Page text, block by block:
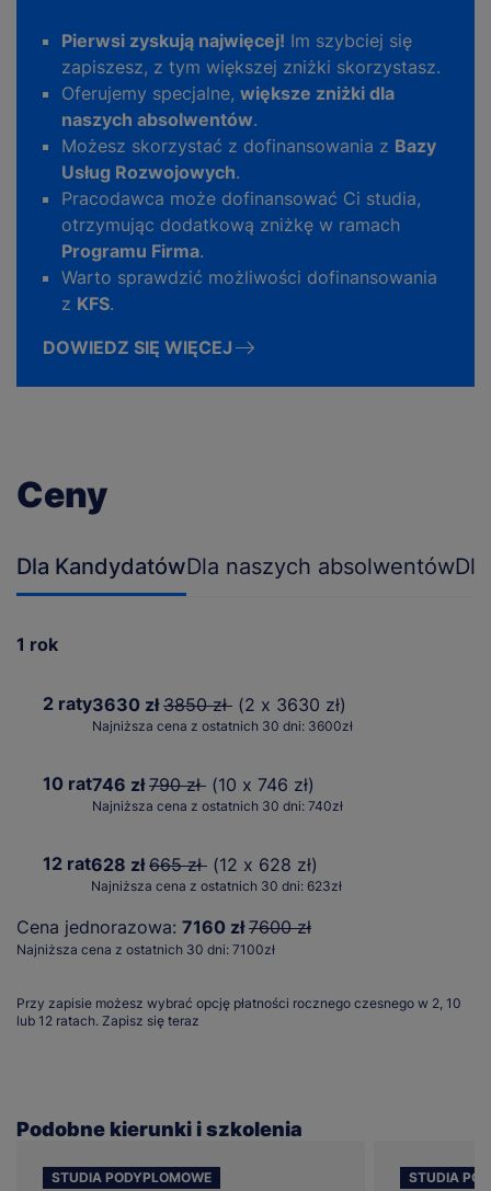
Pierwsi zyskują najwięcej! Im szybciej się
zapiszesz, z tym większej zniżki skorzystasz.
Oferujemy specjalne, większe zniżki dla
naszych absolwentów.
Możesz skorzystać z dofinansowania z Bazy
Usług Rozwojowych.
Pracodawca może dofinansować Ci studia,
otrzymując dodatkową zniżkę w ramach
Programu Firma.
Warto sprawdzić możliwości dofinansowania
z KFS.
DOWIEDZ SIĘ WIĘCEJ
Ceny
Dla KandydatówDla naszych absolwentów
1 rok
2 raty3630 zł3850 zł (2 x 3630 zł)
Najniższa cena z ostatnich 30 dni: 3600zł
10 rat746 zł790 zł (10 x 746 zł)
Najniższa cena z ostatnich 30 dni: 740zł
12 rat628 zł665 zł (12 x 628 zł)
Najniższa cena z ostatnich 30 dni: 623zł
Cena jednorazowa: 7160 zł7600 zł
Najniższa cena z ostatnich 30 dni: 7100zł
Przy zapisie możesz wybrać opcję płatności rocznego czesnego w 2, 10
lub 12 ratach. Zapisz się teraz
Podobne kierunki i szkolenia
STUDIA PODYPLOMOWE STUDIA